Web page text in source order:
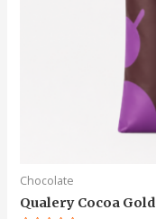
Chocolate
Qualery Cocoa Gold